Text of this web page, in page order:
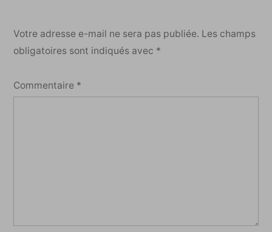
Votre adresse e-mail ne sera pas publiée. Les champs
obligatoires sont indiqués avec *
Commentaire *